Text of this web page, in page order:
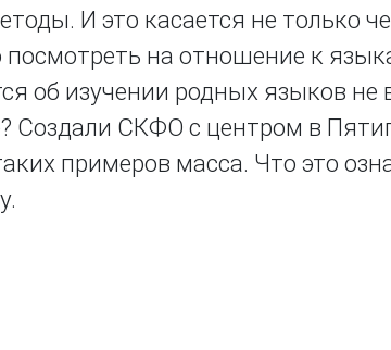
И это касается не только
на отношение к
об изучении родных языков не
Создали СКФО с центром в
примеров масса. Что это